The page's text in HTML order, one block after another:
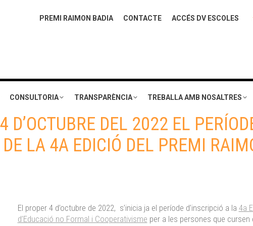
PREMI RAIMON BADIA CONTACTE ACCÉS DV ESCOLES
CONSULTORIA TRANSPARÈNCIA TREBALLA AMB NOSALTRES
D’OCTUBRE DEL 2022 EL
DE LA 4A EDICIÓ DEL PREMI
El proper 4 d’octubre de 2022, s’inicia ja el període d’inscripció a la 4a
d’Educació no Formal i Cooperativisme per a les persones que cursen